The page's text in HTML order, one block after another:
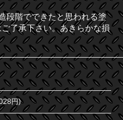
段階でできたと思われる塗
了承下さい。あきらかな損
円)